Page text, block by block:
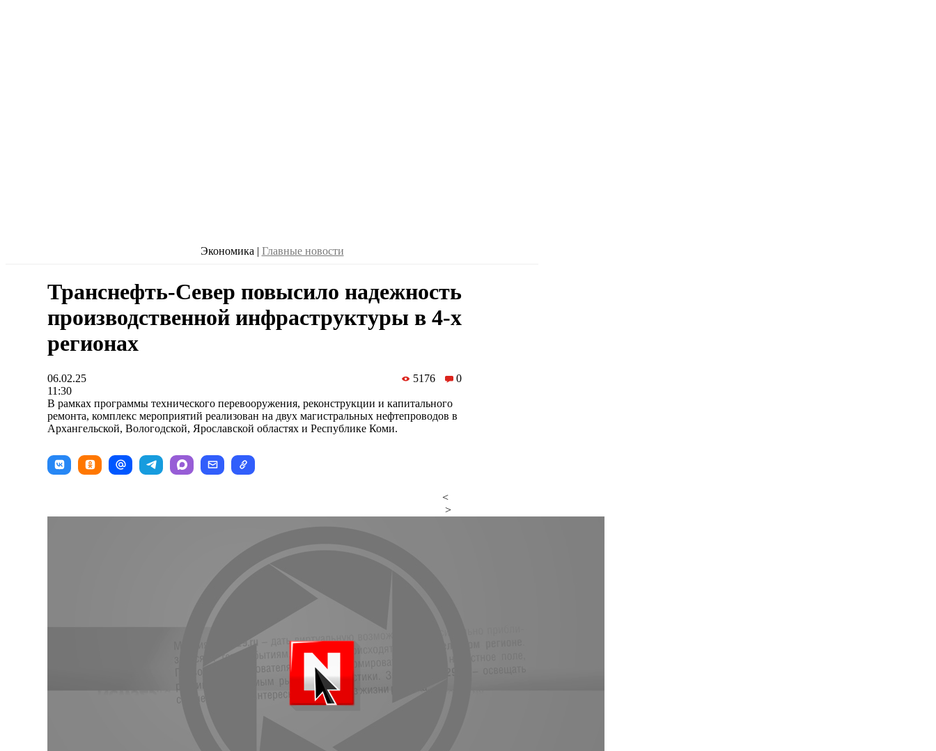
Экономика | Главные новости
Транснефть-Север повысило надежность
производственной инфраструктуры в 4-х
регионах
06.02.25
11:30
5176 0
В рамках программы технического перевооружения, реконструкции и капитального
ремонта, комплекс мероприятий реализован на двух магистральных нефтепроводов в
Архангельской, Вологодской, Ярославской областях и Республике Коми.
<
>